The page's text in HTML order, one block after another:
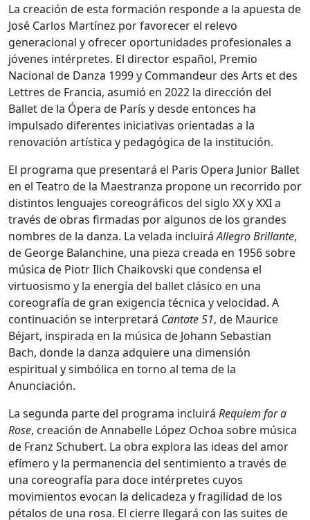
La creación de esta formación responde a la apuesta de
José Carlos Martínez por favorecer el relevo
generacional y ofrecer oportunidades profesionales a
jóvenes intérpretes. El director español, Premio
Nacional de Danza 1999 y Commandeur des Arts et des
Lettres de Francia, asumió en 2022 la dirección del
Ballet de la Ópera de París y desde entonces ha
impulsado diferentes iniciativas orientadas a la
renovación artística y pedagógica de la institución.
El programa que presentará el Paris Opera Junior Ballet
en el Teatro de la Maestranza propone un recorrido por
distintos lenguajes coreográficos del siglo XX y XXI a
través de obras firmadas por algunos de los grandes
nombres de la danza. La velada incluiráAllegro Brillante,
de George Balanchine, una pieza creada en 1956 sobre
música de Piotr Ilich Chaikovski que condensa el
virtuosismo y la energía del ballet clásico en una
coreografía de gran exigencia técnica y velocidad. A
continuación se interpretará Cantate 51, de Maurice
Béjart, inspirada en la música de Johann Sebastian
Bach, donde la danza adquiere una dimensión
espiritual y simbólica en torno al tema de la
Anunciación.
La segunda parte del programa incluirá Requiem for a
Rose, creación deAnnabelle López Ochoa sobre música
de Franz Schubert. La obra explora las ideas del amor
efímero y la permanencia del sentimiento a través de
una coreografía para doce intérpretes cuyos
movimientos evocan la delicadeza y fragilidad de los
pétalos de una rosa. El cierre llegará con las suites de